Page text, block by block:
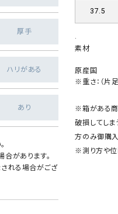
厚手
ハリがある
あり
があります。
れる場合がござ
37.5
素材
原産国
※重さ：（片
※箱がある商
破損してしま
方のみ御購入
※測り方や位